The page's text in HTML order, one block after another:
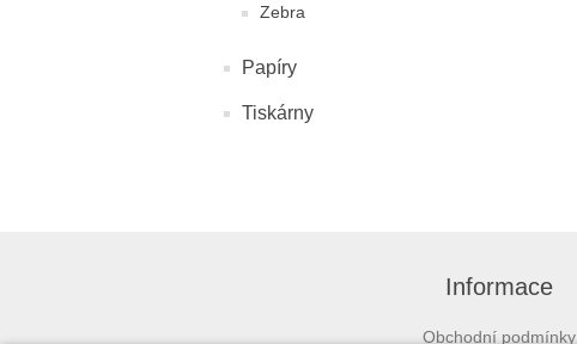
Zebra
Papíry
Tiskárny
Informace
Obchodní podmínky